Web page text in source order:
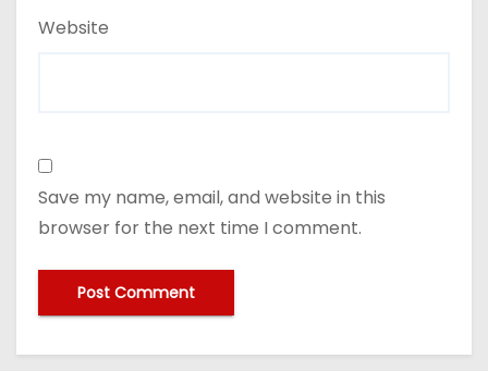
Website
Save my name, email, and website in this
browser for the next time I comment.